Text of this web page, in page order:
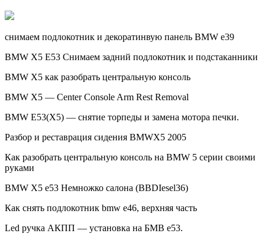
снимаем подлокотник и декоратинвую панель ВМW е39
BMW X5 E53 Снимаем задний подлокотник и подстаканники
BMW X5 как разобрать центральную консоль
BMW X5 — Center Console Arm Rest Removal
BMW E53(X5) — снятие торпеды и замена мотора печки.
Разбор и реставрация сидения BMWX5 2005
Как разобрать центральную консоль на BMW 5 серии своими
руками
BMW X5 e53 Немножко салона (BBDIesel36)
Как снять подлокотник bmw e46, верхняя часть
Led ручка АКПП — установка на БМВ е53.